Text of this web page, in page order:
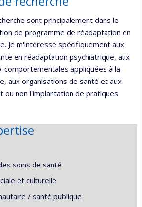
sont principalement dans le
de programme de réadaptation en
Je m'intéresse spécifiquement aux
en réadaptation psychiatrique, aux
comportementales appliquées à la
aux organisations de santé et aux
ou non l'implantation de pratiques
soins de santé
et culturelle
/ santé publique